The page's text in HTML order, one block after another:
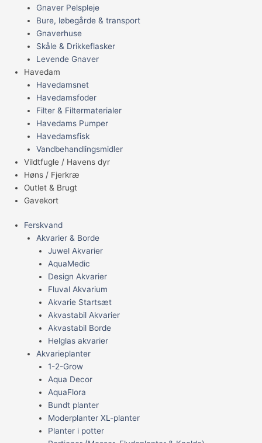
Gnaver Pelspleje
Bure, løbegårde & transport
Gnaverhuse
Skåle & Drikkeflasker
Levende Gnaver
Havedam
Havedamsnet
Havedamsfoder
Filter & Filtermaterialer
Havedams Pumper
Havedamsfisk
Vandbehandlingsmidler
Vildtfugle / Havens dyr
Høns / Fjerkræ
Outlet & Brugt
Gavekort
Ferskvand
Akvarier & Borde
Juwel Akvarier
AquaMedic
Design Akvarier
Fluval Akvarium
Akvarie Startsæt
Akvastabil Akvarier
Akvastabil Borde
Helglas akvarier
Akvarieplanter
1-2-Grow
Aqua Decor
AquaFlora
Bundt planter
Moderplanter XL-planter
Planter i potter